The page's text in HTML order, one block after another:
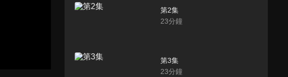
第2集
23分鐘
第3集
23分鐘